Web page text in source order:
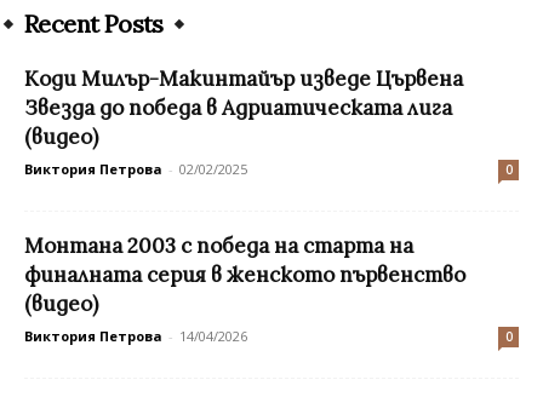
Recent Posts
Коди Милър-Макинтайър изведе Цървена
Звезда до победа в Адриатическата лига
(видео)
Виктория Петрова - 02/02/2025 0
Монтана 2003 с победа на старта на
финалната серия в женското първенство
(видео)
Виктория Петрова - 14/04/2026 0